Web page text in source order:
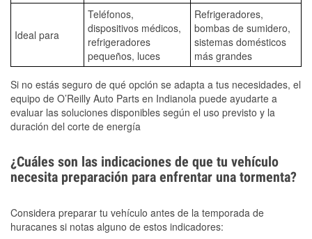
Ideal para
Teléfonos,
dispositivos médicos,
refrigeradores
pequeños, luces
Refrigeradores,
bombas de sumidero,
sistemas domésticos
más grandes
Si no estás seguro de qué opción se adapta a tus necesidades, el
equipo de O’Reilly Auto Parts en Indianola puede ayudarte a
evaluar las soluciones disponibles según el uso previsto y la
duración del corte de energía
¿Cuáles son las indicaciones de que tu vehículo
necesita preparación para enfrentar una tormenta?
Considera preparar tu vehículo antes de la temporada de
huracanes si notas alguno de estos indicadores: